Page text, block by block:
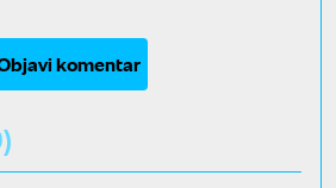
komentar